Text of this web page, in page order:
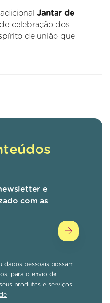
Jantar de
celebração dos
de união que
e
com as
dados pessoais possam
para o envio de
produtos e serviços.